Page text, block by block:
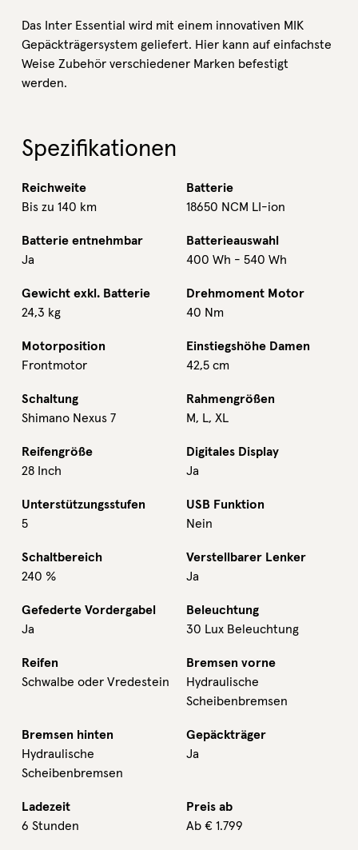
Das Inter Essential wird mit einem innovativen MIK
Gepäckträgersystem geliefert. Hier kann auf einfachste
Weise Zubehör verschiedener Marken befestigt
werden.
Spezifikationen
Reichweite
Bis zu 140 km
Batterie
18650 NCM LI-ion
Batterie entnehmbar
Ja
Batterieauswahl
400 Wh - 540 Wh
Gewicht exkl. Batterie
24,3 kg
Drehmoment Motor
40 Nm
Motorposition
Frontmotor
Einstiegshöhe Damen
42,5 cm
Schaltung
Shimano Nexus 7
Rahmengrößen
M, L, XL
Reifengröße
28 Inch
Digitales Display
Ja
Unterstützungsstufen
5
USB Funktion
Nein
Schaltbereich
240 %
Verstellbarer Lenker
Ja
Gefederte Vordergabel
Ja
Beleuchtung
30 Lux Beleuchtung
Reifen
Schwalbe oder Vredestein
Bremsen vorne
Hydraulische
Scheibenbremsen
Bremsen hinten
Hydraulische
Scheibenbremsen
Gepäckträger
Ja
Ladezeit
6 Stunden
Preis ab
Ab € 1.799